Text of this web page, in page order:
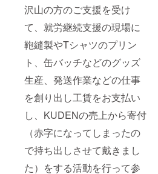
沢山の方のご支援を受け
て、就労継続支援の現場に
鞄縫製やTシャツのプリン
ト、缶バッチなどのグッズ
生産、発送作業などの仕事
を創り出し工賃をお支払い
し、KUDENの売上から寄付
（赤字になってしまったの
で持ち出しさせて戴きまし
た）をする活動を行って参